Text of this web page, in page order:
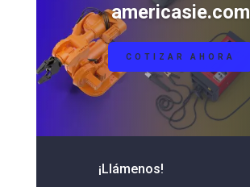
americasie.com
COTIZAR AHORA
¡Llámenos!